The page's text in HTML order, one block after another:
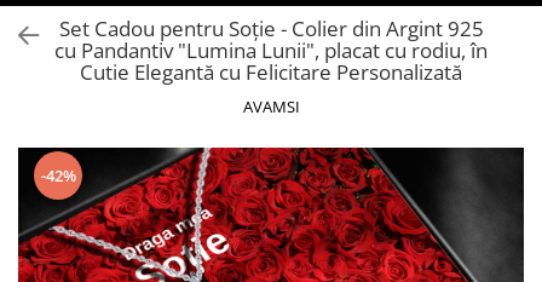
OCHELARI DE SOARE DAMA
BRATARI DAMA
OCHELARI DE SOARE BARBATI
BRATARI BARBATI
Set Cadou pentru Soție - Colier din Argint 925
cu Pandantiv "Lumina Lunii", placat cu rodiu, în
Cutie Elegantă cu Felicitare Personalizată
AVAMSI
-42%